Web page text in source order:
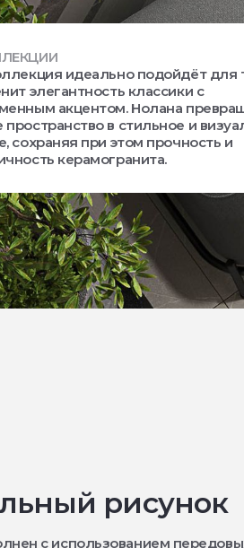
идеально подойдёт для
элегантность классики с
акцентом. Нолана
в стильное и
сохраняя при этом прочность и
керамогранита.
рисунок
с использованием